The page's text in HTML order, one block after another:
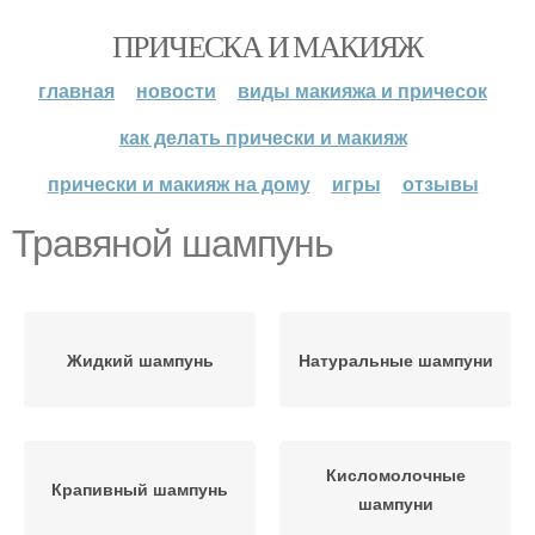
ПРИЧЕСКА И МАКИЯЖ
главная новости
виды макияжа и причесок
как делать прически и макияж
прически и макияж на дому
игры отзывы
Травяной шампунь
Жидкий шампунь Натуральные шампуни
Крапивный шампунь
Кисломолочные
шампуни